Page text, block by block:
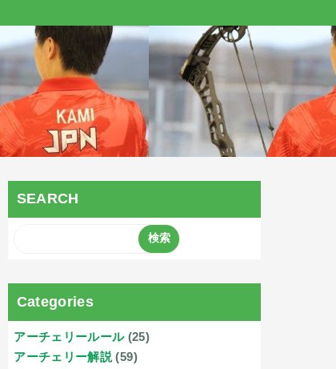
SEARCH
Categories
アーチェリールール (25)
アーチェリー解説 (59)